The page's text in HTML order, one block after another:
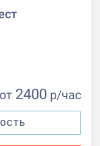
от 2400 р/час